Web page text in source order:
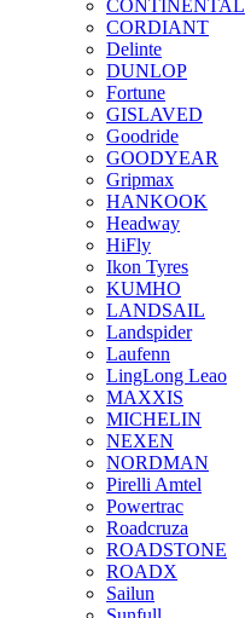
CONTINENTAL
CORDIANT
Delinte
DUNLOP
Fortune
GISLAVED
Goodride
GOODYEAR
Gripmax
HANKOOK
Headway
HiFly
Ikon Tyres
KUMHO
LANDSAIL
Landspider
Laufenn
LingLong Leao
MAXXIS
MICHELIN
NEXEN
NORDMAN
Pirelli Amtel
Powertrac
Roadcruza
ROADSTONE
ROADX
Sailun